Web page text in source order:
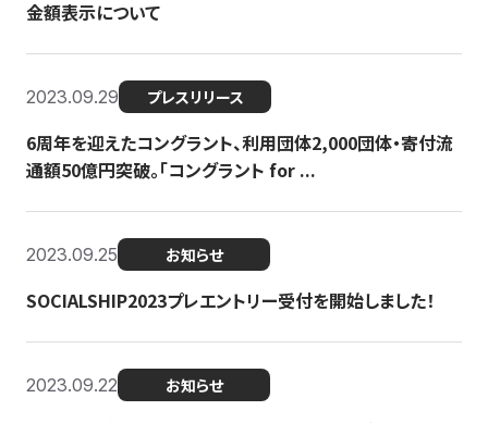
金額表示について
2023.09.29 プレスリリース
6周年を迎えたコングラント、利用団体2,000団体・寄付流
通額50億円突破。「コングラント for ...
2023.09.25 お知らせ
SOCIALSHIP2023プレエントリー受付を開始しました！
2023.09.22 お知らせ